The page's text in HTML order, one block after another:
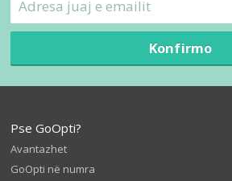
Konfirmo
Pse GoOpti?
Avantazhet
GoOpti në numra